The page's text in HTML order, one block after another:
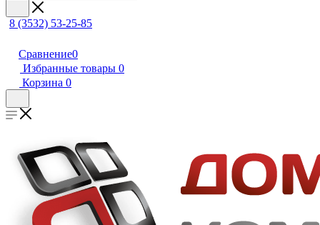
8 (3532) 53-25-85
Сравнение0
Избранные товары 0
Корзина 0